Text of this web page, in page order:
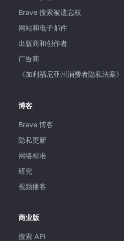
Brave 搜索被遗忘权
网站和电子邮件
出版商和创作者
广告商
《加利福尼亚州消费者隐私法案》
博客
Brave 博客
隐私更新
网络标准
研究
视频播客
商业版
搜索 API